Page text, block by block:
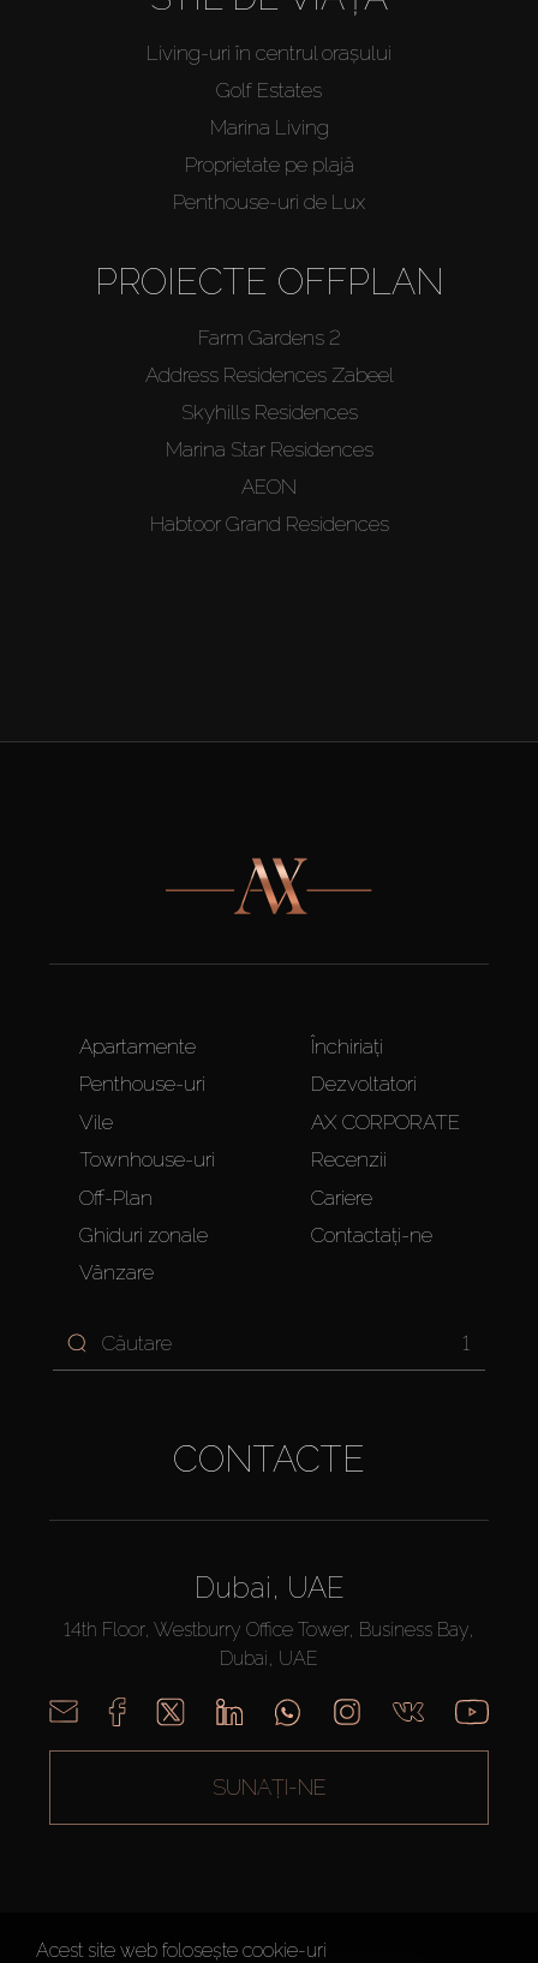
Living-uri în centrul orașului
Golf Estates
Marina Living
Proprietate pe plajă
Penthouse-uri de Lux
PROIECTE OFFPLAN
Farm Gardens 2
Address Residences Zabeel
Skyhills Residences
Marina Star Residences
AEON
Habtoor Grand Residences
Apartamente
Penthouse-uri
Vile
Townhouse-uri
Off-Plan
Ghiduri zonale
Vânzare
Închiriați
Dezvoltatori
AX CORPORATE
Recenzii
Cariere
Contactați-ne
1
CONTACTE
Dubai, UAE
14th Floor, Westburry Office Tower, Business Bay,
Dubai, UAE
SUNAȚI-NE
Acest site web folosește cookie-uri